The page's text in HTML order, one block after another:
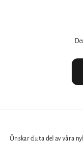
Önskar du ta del av våra